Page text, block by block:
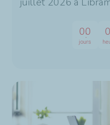
00
jours